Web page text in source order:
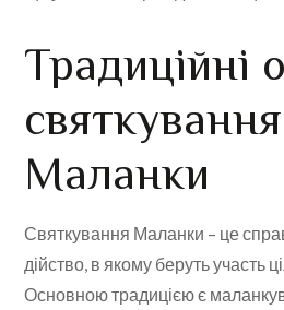
Традиційні
святкування
Маланки
Святкування Маланки – це
дійство, в якому беруть участь
Основною традицією є